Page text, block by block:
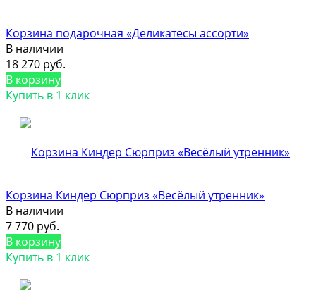
Корзина подарочная «Деликатесы ассорти»
В наличии
18 270 руб.
В корзину
Купить в 1 клик
Корзина Киндер Сюрприз «Весёлый утренник»
В наличии
7 770 руб.
В корзину
Купить в 1 клик